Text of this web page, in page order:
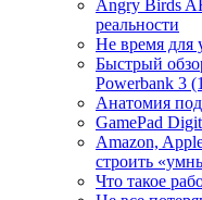
Angry Birds
реальности
Не время для
Быстрый
Powerbank 3
Анатомия
GamePad
Amazon,
строить
Что такое